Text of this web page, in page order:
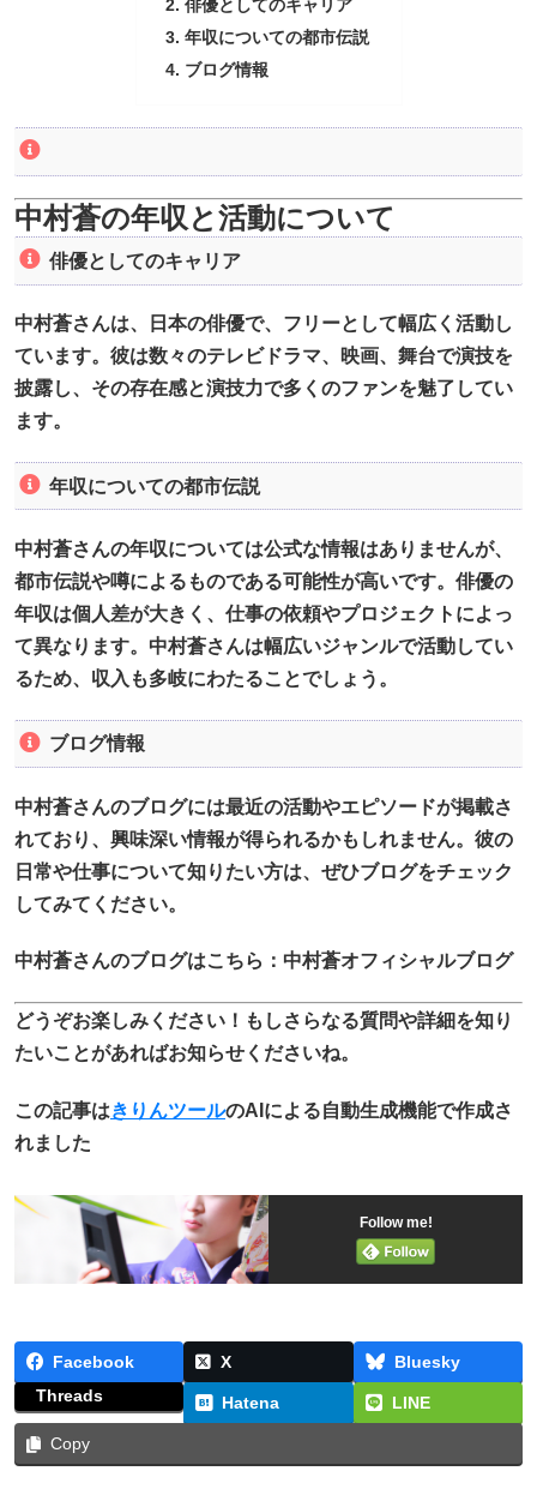
俳優としてのキャリア
年収についての都市伝説
ブログ情報
中村蒼の年収と活動について
俳優としてのキャリア
中村蒼さんは、日本の俳優で、フリーとして幅広く活動し
ています。彼は数々のテレビドラマ、映画、舞台で演技を
披露し、その存在感と演技力で多くのファンを魅了してい
ます。
年収についての都市伝説
中村蒼さんの年収については公式な情報はありませんが、
都市伝説や噂によるものである可能性が高いです。俳優の
年収は個人差が大きく、仕事の依頼やプロジェクトによっ
て異なります。中村蒼さんは幅広いジャンルで活動してい
るため、収入も多岐にわたることでしょう。
ブログ情報
中村蒼さんのブログには最近の活動やエピソードが掲載さ
れており、興味深い情報が得られるかもしれません。彼の
日常や仕事について知りたい方は、ぜひブログをチェック
してみてください。
中村蒼さんのブログはこちら：中村蒼オフィシャルブログ
どうぞお楽しみください！もしさらなる質問や詳細を知り
たいことがあればお知らせくださいね。
この記事はきりんツールのAIによる自動生成機能で作成さ
れました
Follow me!
Facebook X
Bluesky
Threads
Hatena LINE
Copy